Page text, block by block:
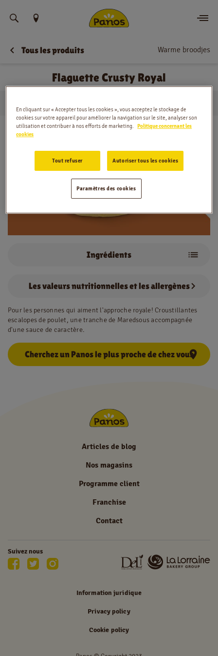
Trouvez votre emplacement
Commander
Nouvelles
Menu
Magasins
Application
Contact
NL FR
Information juridique
Cookie policy
Tous les produits Warme broodjes
Flaguette Crusty Royal
Domicile
Ingrédients
Les valeurs nutritionnelles et les allergènes
Pour les personnes qui aiment l'approche royale! Croustillantes
escalopes de poulet, une tranche de Maredsous accompagnée
d'une sauce de caractère.
Cherchez un Panos le plus proche de chez vous
Suivez nous
Articles de blog
Nos magasins
Programme client
Franchise
Contact
Information juridique
Privacy policy
Cookie policy
En cliquant sur « Accepter tous les cookies », vous acceptez le stockage de
cookies sur votre appareil pour améliorer la navigation sur le site, analyser son
utilisation et contribuer à nos efforts de marketing.
Politique concernant les
cookies
Tout refuser Autoriser tous les cookies
Paramètres des cookies